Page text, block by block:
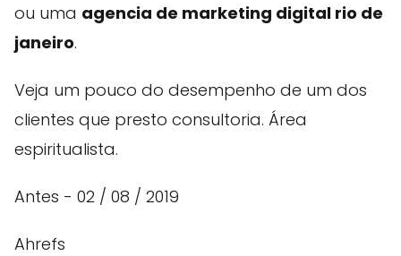
ou uma agencia de marketing digital rio de
janeiro.
Veja um pouco do desempenho de um dos
clientes que presto consultoria. Área
espiritualista.
Antes - 02 / 08 / 2019
Ahrefs